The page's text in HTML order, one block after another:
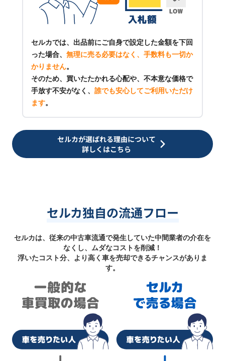
セルカでは、出品前にご自身で設定した金額を下回
った場合、 無理に売る必要はなく、手数料も一切か
かりません。
そのため、買いたたかれる心配や、不本意な価格で
手放す不安がなく、 誰でも安心してご利用いただけ
ます。
セルカが選ばれる理由について
詳しくはこちら
セルカ独自の流通フロー
セルカは、従来の中古車流通で発生していた中間業者の介在を
なくし、ムダなコストを削減！
浮いたコスト分、より高く車を売却できるチャンスがありま
す。